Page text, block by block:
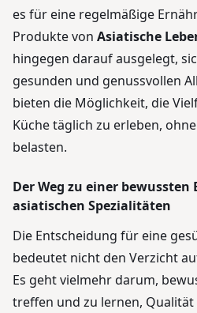
es für eine regelmäßige
Produkte von Asiatische
hingegen darauf ausgelegt,
gesunden und genussvollen
bieten die Möglichkeit, die
Küche täglich zu erleben,
belasten.
Der Weg zu einer
asiatischen Spezialitäten
Die Entscheidung für eine
bedeutet nicht den Verzicht
Es geht vielmehr darum,
treffen und zu lernen, Qualität